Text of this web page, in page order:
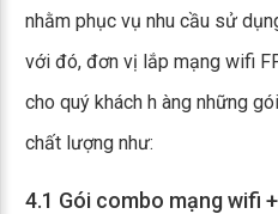
nhằm phục vụ nhu cầu sử
với đó, đơn vị lắp mạng wifi
cho quý khách h àng những
chất lượng như:
4.1 Gói combo mạng wifi